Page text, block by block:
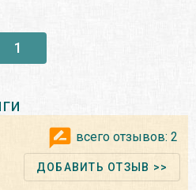
1
всего отзывов: 2
ДОБАВИТЬ ОТЗЫВ >>